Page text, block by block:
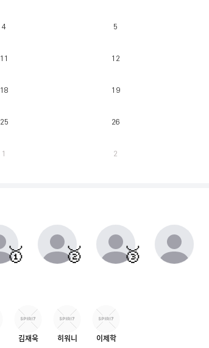
4 5
11 12
18 19
25 26
1 2
매주 월요일부터 일요일까지 가장 클라이밍 시간이 많은 유저를 실시간으로 반영.
동점자 처리방식 : 클라이밍 횟수가 많은 순
🥇 🥈 🥉
김재욱 히워니 이제학